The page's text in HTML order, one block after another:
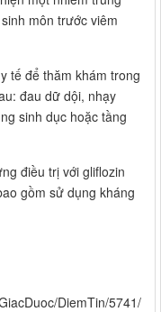
môn trước viêm
tế để thăm khám trong
đau dữ dội, nhạy
sinh dục hoặc tầng
điều trị với gliflozin
gồm sử dụng kháng
DiemTin/5741/